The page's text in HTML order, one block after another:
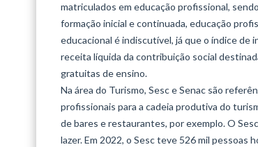
matriculados em educação profissional,
formação inicial e continuada, educação
educacional é indiscutível, já que o índice de
receita líquida da contribuição social
gratuitas de ensino.
Na área do Turismo, Sesc e Senac são
profissionais para a cadeia produtiva do
de bares e restaurantes, por exemplo. O
lazer. Em 2022, o Sesc teve 526 mil